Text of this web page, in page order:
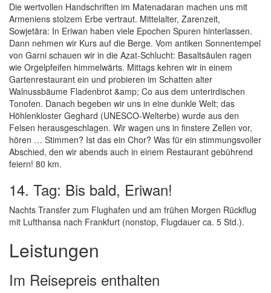
Die wertvollen Handschriften im Matenadaran machen uns mit
Armeniens stolzem Erbe vertraut. Mittelalter, Zarenzeit,
Sowjetära: In Eriwan haben viele Epochen Spuren hinterlassen.
Dann nehmen wir Kurs auf die Berge. Vom antiken Sonnentempel
von Garni schauen wir in die Azat-Schlucht: Basaltsäulen ragen
wie Orgelpfeifen himmelwärts. Mittags kehren wir in einem
Gartenrestaurant ein und probieren im Schatten alter
Walnussbäume Fladenbrot &amp; Co aus dem unterirdischen
Tonofen. Danach begeben wir uns in eine dunkle Welt; das
Höhlenkloster Geghard (UNESCO-Welterbe) wurde aus den
Felsen herausgeschlagen. Wir wagen uns in finstere Zellen vor,
hören … Stimmen? Ist das ein Chor? Was für ein stimmungsvoller
Abschied, den wir abends auch in einem Restaurant gebührend
feiern! 80 km.
14. Tag: Bis bald, Eriwan!
Nachts Transfer zum Flughafen und am frühen Morgen Rückflug
mit Lufthansa nach Frankfurt (nonstop, Flugdauer ca. 5 Std.).
Leistungen
Im Reisepreis enthalten